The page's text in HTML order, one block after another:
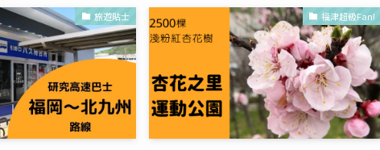
旅遊貼士 福津超級Fan!